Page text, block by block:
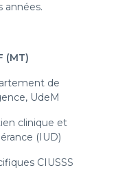
années.
(MT)
de
UdeM
clinique et
(IUD)
CIUSSS